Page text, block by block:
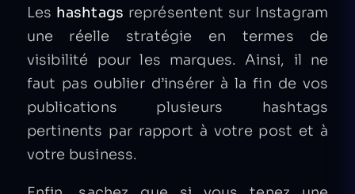
Les hashtags représentent sur Instagram
une réelle stratégie en termes de
visibilité pour les marques. Ainsi, il ne
faut pas oublier d’insérer à la fin de vos
publications plusieurs hashtags
pertinents par rapport à votre post et à
votre business.